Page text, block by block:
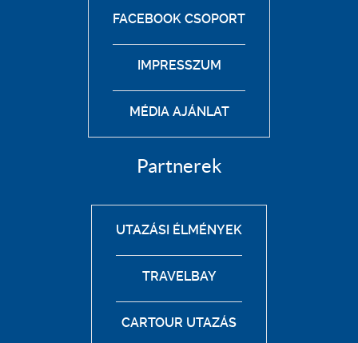
FACEBOOK CSOPORT
IMPRESSZUM
MÉDIA AJÁNLAT
Partnerek
UTAZÁSI ÉLMÉNYEK
TRAVELBAY
CARTOUR UTAZÁS